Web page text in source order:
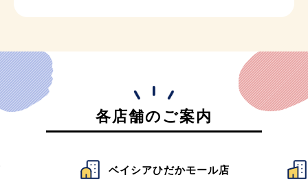
各店舗のご案内
ベイシアひだかモール店